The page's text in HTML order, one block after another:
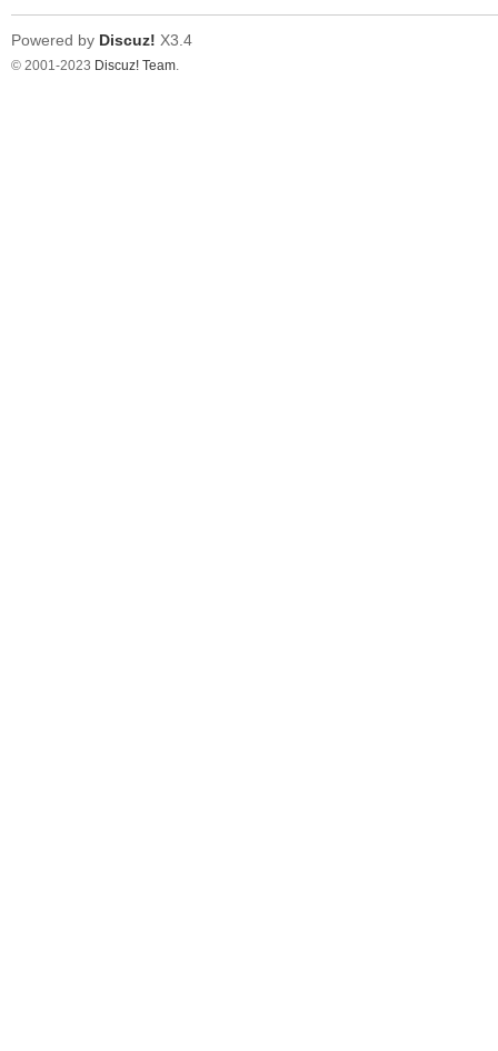
Powered by Discuz! X3.4
© 2001-2023 Discuz! Team.